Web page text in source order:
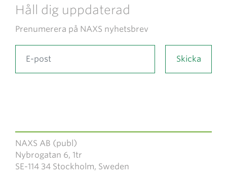
Håll dig uppdaterad
Prenumerera på NAXS nyhetsbrev
NAXS AB (publ)
Nybrogatan 6, 1tr
SE-114 34 Stockholm, Sweden